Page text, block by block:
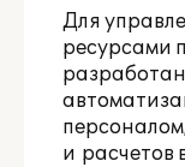
Партнерам
Сравнение
Для
ресурсами
и расчетов